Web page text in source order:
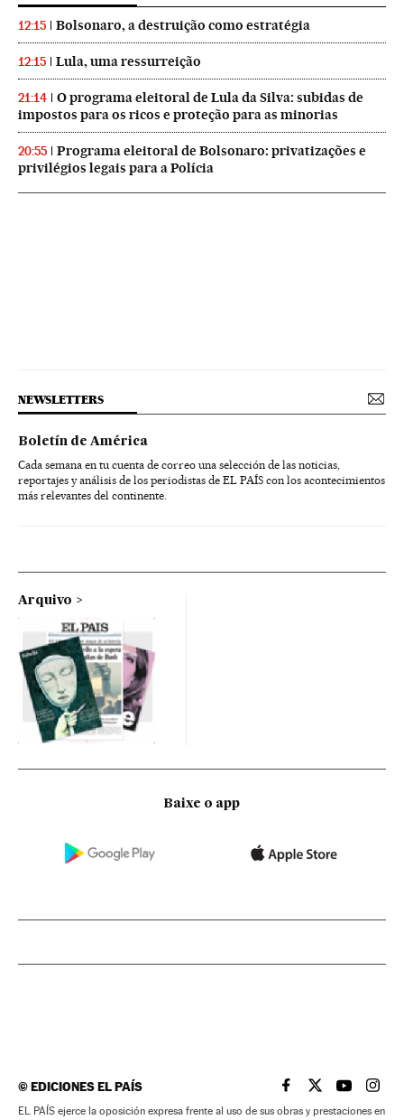
12:15 Bolsonaro, a destruição como estratégia
12:15 Lula, uma ressurreição
21:14
O programa eleitoral de Lula da Silva: subidas de
impostos para os ricos e proteção para as minorias
20:55
Programa eleitoral de Bolsonaro: privatizações e
privilégios legais para a Polícia
NEWSLETTERS
Boletín de América
Cada semana en tu cuenta de correo una selección de las noticias,
reportajes y análisis de los periodistas de EL PAÍS con los acontecimientos
más relevantes del continente.
Arquivo
Baixe o app
©EDICIONES EL PAÍS EL PAÍS BRASIL EN
EL PAÍSEL PAÍS
EL
EL PAÍS ejerce la oposición expresa frente al uso de sus obras y prestaciones en